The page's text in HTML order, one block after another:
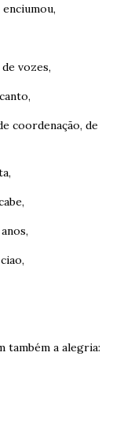
vozes,
coordenação, de
também a alegria: